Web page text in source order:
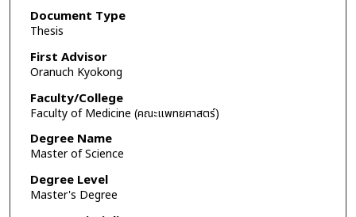
Document Type
Thesis
First Advisor
Oranuch Kyokong
Faculty/College
Faculty of Medicine (คณะแพทยศาสตร์)
Degree Name
Master of Science
Degree Level
Master's Degree